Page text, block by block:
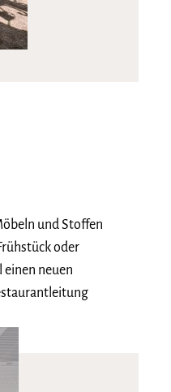
und Stoffen
oder
einen neuen